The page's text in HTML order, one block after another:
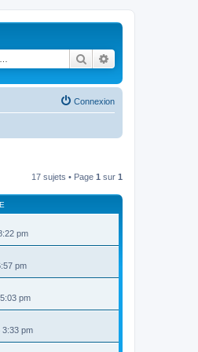
Rechercher
Connexion
17 sujets • Page 1 sur 1
pm
pm
pm
3:33 pm